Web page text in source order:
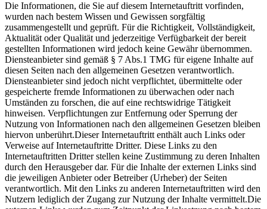
Die Informationen, die Sie auf diesem Internetauftritt vorfinden,
wurden nach bestem Wissen und Gewissen sorgfältig
zusammengestellt und geprüft. Für die Richtigkeit, Vollständigkeit,
Aktualität oder Qualität und jederzeitige Verfügbarkeit der bereit
gestellten Informationen wird jedoch keine Gewähr übernommen.
Diensteanbieter sind gemäß § 7 Abs.1 TMG für eigene Inhalte auf
diesen Seiten nach den allgemeinen Gesetzen verantwortlich.
Diensteanbieter sind jedoch nicht verpflichtet, übermittelte oder
gespeicherte fremde Informationen zu überwachen oder nach
Umständen zu forschen, die auf eine rechtswidrige Tätigkeit
hinweisen. Verpflichtungen zur Entfernung oder Sperrung der
Nutzung von Informationen nach den allgemeinen Gesetzen bleiben
hiervon unberührt.Dieser Internetauftritt enthält auch Links oder
Verweise auf Internetauftritte Dritter. Diese Links zu den
Internetauftritten Dritter stellen keine Zustimmung zu deren Inhalten
durch den Herausgeber dar. Für die Inhalte der externen Links sind
die jeweiligen Anbieter oder Betreiber (Urheber) der Seiten
verantwortlich. Mit den Links zu anderen Internetauftritten wird den
Nutzern lediglich der Zugang zur Nutzung der Inhalte vermittelt.Die